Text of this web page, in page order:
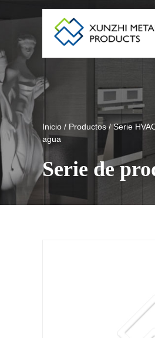
Inicio / Productos/Serie
agua
Serie de